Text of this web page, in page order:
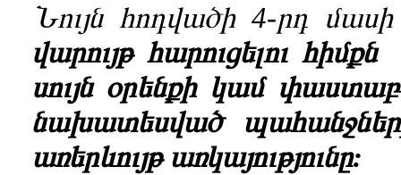
Նույն հոդվածի 4-րդ
վարույթ հարուցելու
սույն օրենքի կամ
նախատեսված
առերևույթ առկայությունը: